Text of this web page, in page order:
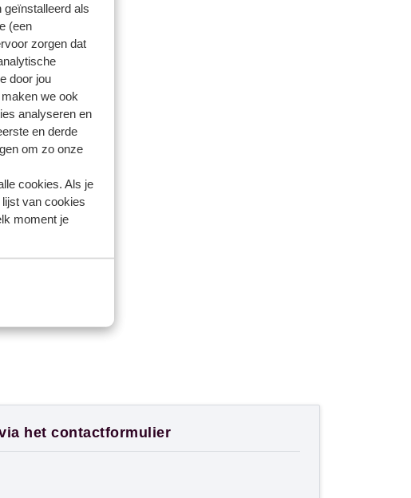
geïnstalleerd als
(een
zorgen dat
door jou
we ook
analyseren en
en derde
om zo onze
cookies. Als je
van cookies
moment je
het contactformulier